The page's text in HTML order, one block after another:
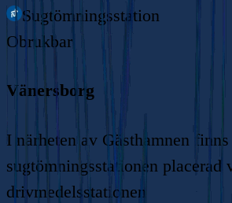
Sugtömningsstation
Obrukbar
Vänersborg
I närheten av Gästhamnen finns
sugtömningsstationen placerad
drivmedelsstationen